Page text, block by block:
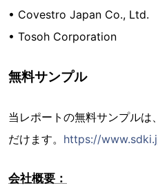
• Covestro Japan Co., Ltd.
• Tosoh Corporation
無料サンプル
当レポートの無料サンプルは
だけます。 https://
会社概要：